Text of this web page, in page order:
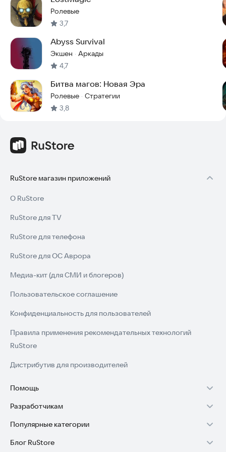
Ролевые
3,7
Abyss Survival
Экшен · Аркады
4,7
Битва магов: Новая Эра
Ролевые · Стратегии
3,8
RuStore магазин приложений
О RuStore
RuStore для TV
RuStore для телефона
RuStore для ОС Аврора
Медиа-кит (для СМИ и блогеров)
Пользовательское соглашение
Конфиденциальность для пользователей
Правила применения рекомендательных технологий
RuStore
Дистрибутив для производителей
Помощь
Установка RuStore на TV
Установка RuStore на телефон
Установка RuStore в машину
Разработчикам
Зарабатывать с RuStore
Стать разработчиком
Популярные категории
Игры для Android
Блог RuStore